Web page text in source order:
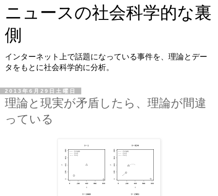
ニュースの社会科学的な裏
側
インターネット上で話題になっている事件を、理論とデー
タをもとに社会科学的に分析。
2013年6月29日土曜日
理論と現実が矛盾したら、理論が間違
っている